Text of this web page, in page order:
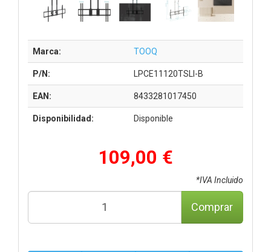
Marca: TOOQ
P/N: LPCE11120TSLI-B
EAN: 8433281017450
Disponibilidad: Disponible
109,00 €
*IVA Incluido
Comprar